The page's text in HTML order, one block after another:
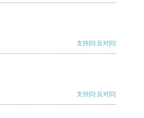
支持[0] 反对[0]
支持[0] 反对[0]